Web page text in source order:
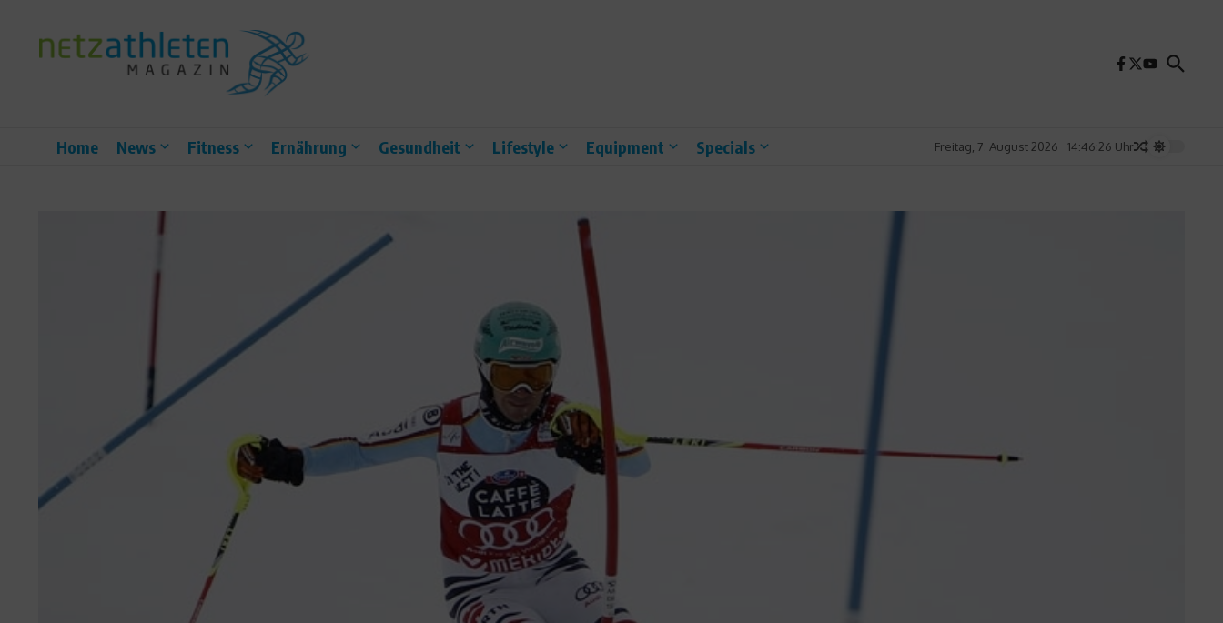
Home News Fitness Ernährung Gesundheit Lifestyle Equipment Specials Freitag, 7. August 2026 14:46:27 Uhr